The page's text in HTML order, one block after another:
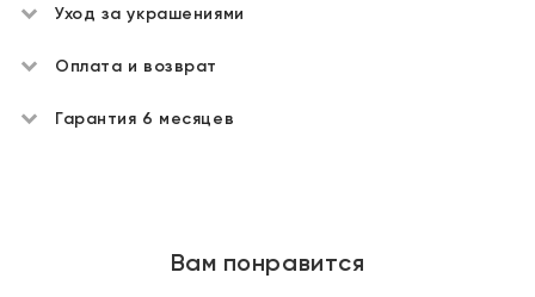
Уход за украшениями
Оплата и возврат
Гарантия 6 месяцев
Вам понравится